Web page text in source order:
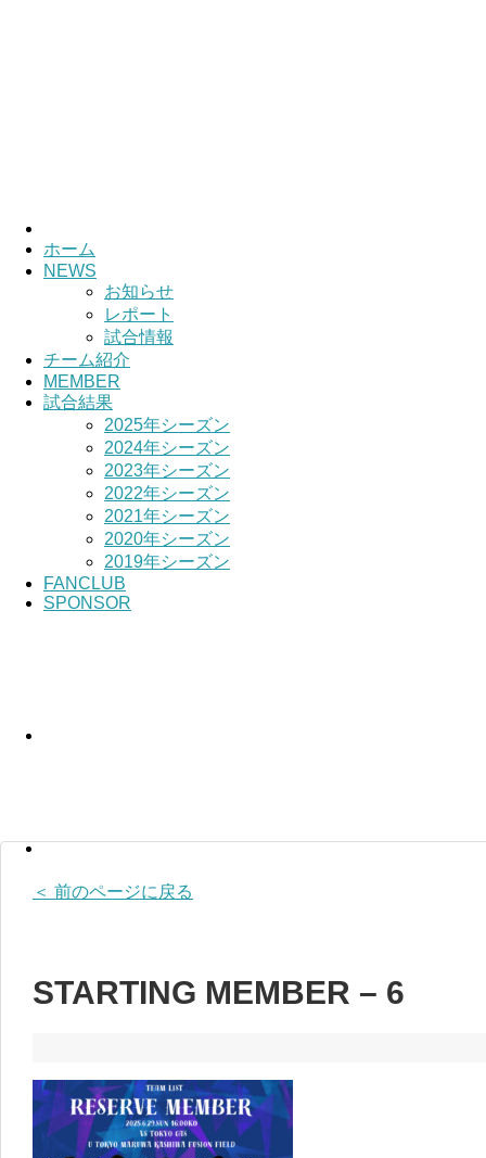
ホーム
NEWS
お知らせ
レポート
試合情報
チーム紹介
MEMBER
試合結果
2025年シーズン
2024年シーズン
2023年シーズン
2022年シーズン
2021年シーズン
2020年シーズン
2019年シーズン
FANCLUB
SPONSOR
＜ 前のページに戻る
STARTING MEMBER – 6